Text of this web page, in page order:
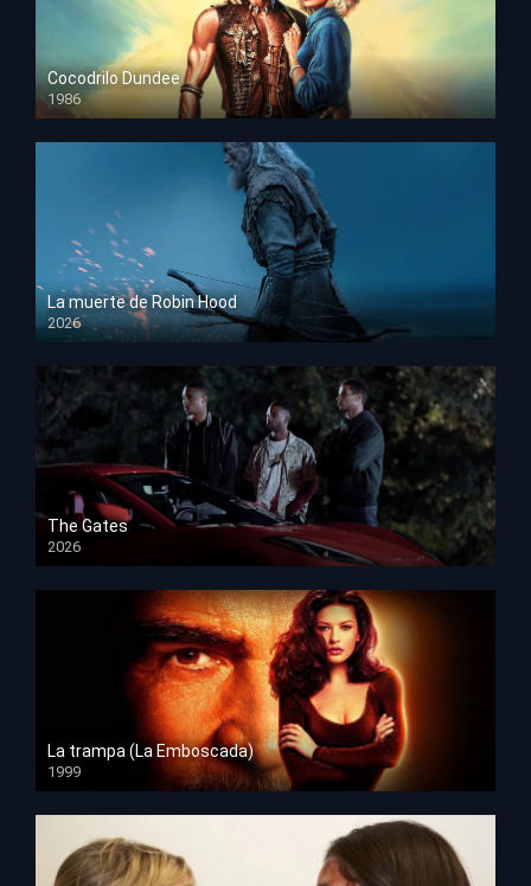
Cocodrilo Dundee
1986
HD 1080p
La muerte de Robin Hood
2026
HD 1080p
The Gates
2026
HD 1080p
La trampa (La Emboscada)
1999
HD 1080p